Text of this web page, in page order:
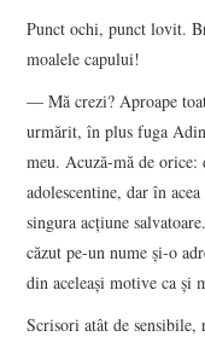
Punct ochi, punct lovit.
moalele capului!
― Mă crezi? Aproape
urmărit, în plus fuga
meu. Acuză-mă de
adolescentine, dar în
singura acţiune
căzut pe-un nume şi-o
din aceleaşi motive ca şi
Scrisori atât de